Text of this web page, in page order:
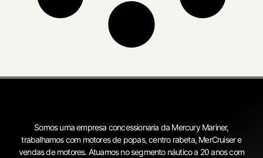
Somos uma empresa concessionaria da Mercury Mariner,
trabalhamos com motores de popas, centro rabeta, MerCruiser e
vendas de motores. Atuamos no segmento náutico a 20 anos com